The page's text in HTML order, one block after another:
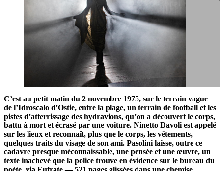
C’est au petit matin du 2 novembre 1975, sur le terrain vague
de l’Idroscalo d’Ostie, entre la plage, un terrain de football et les
pistes d’atterrissage des hydravions, qu’on a découvert le corps,
battu à mort et écrasé par une voiture. Ninetto Davoli est appelé
sur les lieux et reconnaît, plus que le corps, les vêtements,
quelques traits du visage de son ami. Pasolini laisse, outre ce
cadavre presque méconnaissable, une pensée et une œuvre, un
texte inachevé que la police trouve en évidence sur le bureau du